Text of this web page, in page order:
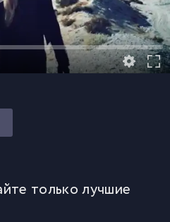
только лучшие